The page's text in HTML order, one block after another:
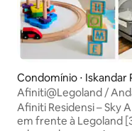
Condomínio ⋅ Iskandar
Afiniti@Legoland /
Espaçoso para 7
Afiniti Residensi – Sky
em frente à Legoland